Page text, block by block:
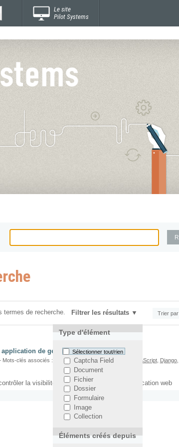
Le site
Pilot Systems
termes de recherche. Filtrer les résultats
Type d'élément
Sélectionner tout/rien
Captcha Field
Document
Fichier
Dossier
Formulaire
Image
Collection
Éléments créés depuis
Trier par
application de gestion d'options
clés associés : Application web ,Django-Waffle JavaScript, Django,
la visibilité de fonctions dans votre application web